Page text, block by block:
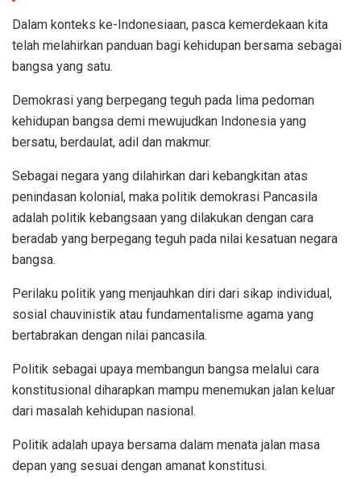
Dalam konteks ke-Indonesiaan, pasca kemerdekaan kita
telah melahirkan panduan bagi kehidupan bersama sebagai
bangsa yang satu.
Demokrasi yang berpegang teguh pada lima pedoman
kehidupan bangsa demi mewujudkan Indonesia yang
bersatu, berdaulat, adil dan makmur.
Sebagai negara yang dilahirkan dari kebangkitan atas
penindasan kolonial, maka politik demokrasi Pancasila
adalah politik kebangsaan yang dilakukan dengan cara
beradab yang berpegang teguh pada nilai kesatuan negara
bangsa.
Perilaku politik yang menjauhkan diri dari sikap individual,
sosial chauvinistik atau fundamentalisme agama yang
bertabrakan dengan nilai pancasila.
Politik sebagai upaya membangun bangsa melalui cara
konstitusional diharapkan mampu menemukan jalan keluar
dari masalah kehidupan nasional.
Politik adalah upaya bersama dalam menata jalan masa
depan yang sesuai dengan amanat konstitusi.